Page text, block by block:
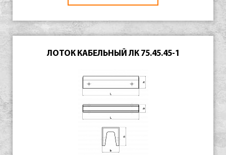
ЛОТОК КАБЕЛЬНЫЙ ЛК 75.45.45-1